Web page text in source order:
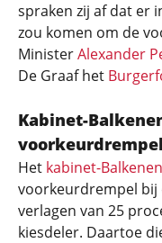
spraken zij af dat er
zou komen om de
MinisterAlexander
De Graaf het
Kabinet-
voorkeurdrempel
Het kabinet-
voorkeurdrempel bij
verlagen van 25
kiesdeler. Daartoe